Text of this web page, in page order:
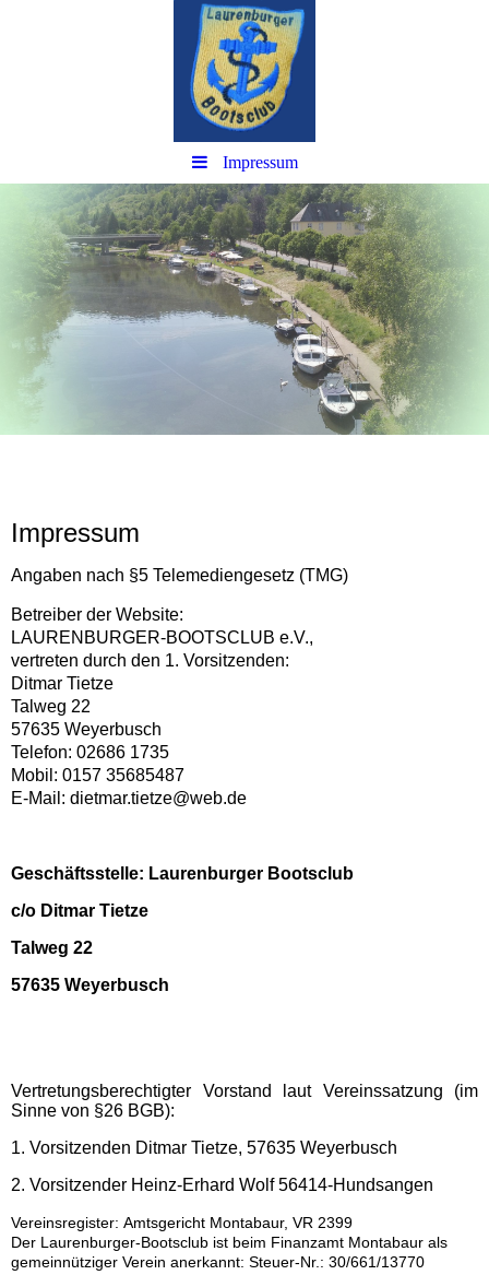
Impressum
Impressum
Angaben nach §5 Telemediengesetz (TMG)
Betreiber der Website:
LAURENBURGER-BOOTSCLUB e.V.,
vertreten durch den 1. Vorsitzenden:
Ditmar Tietze
Talweg 22
57635 Weyerbusch
Telefon: 02686 1735
Mobil: 0157 35685487
E-Mail: dietmar.tietze@web.de
Geschäftsstelle: Laurenburger Bootsclub
c/o Ditmar Tietze
Talweg 22
57635 Weyerbusch
Vertretungsberechtigter Vorstand laut Vereinssatzung (im
Sinne von §26 BGB):
1. Vorsitzenden Ditmar Tietze, 57635 Weyerbusch
2. Vorsitzender Heinz-Erhard Wolf 56414-Hundsangen
Vereinsregister: Amtsgericht Montabaur, VR 2399
Der Laurenburger-Bootsclub ist beim Finanzamt Montabaur als
gemeinnütziger Verein anerkannt: Steuer-Nr.: 30/661/13770